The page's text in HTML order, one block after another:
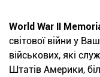
World War II
світової війни у
військових, які
Штатів Америки,